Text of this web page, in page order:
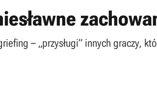
– „przysługi” innych graczy,